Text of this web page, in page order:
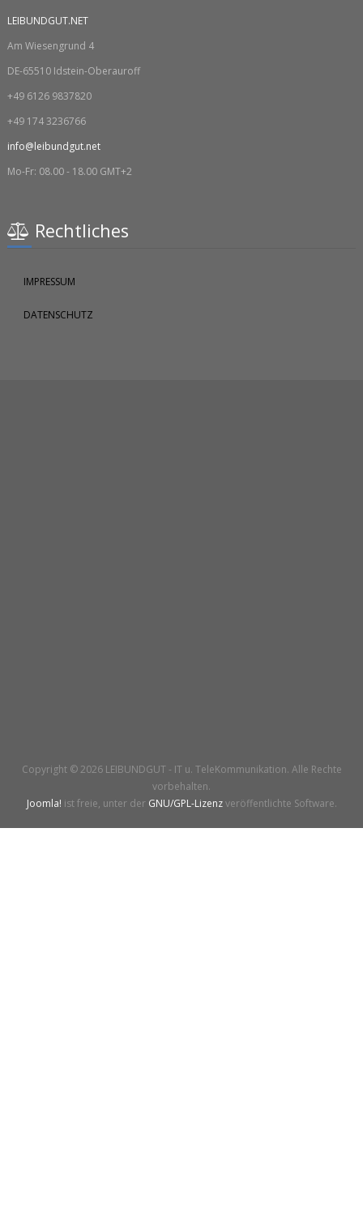
LEIBUNDGUT.NET
Am Wiesengrund 4
DE-65510 Idstein-Oberauroff
+49 6126 9837820
+49 174 3236766
info@leibundgut.net
Mo-Fr: 08.00 - 18.00 GMT+2
Rechtliches
IMPRESSUM
DATENSCHUTZ
Copyright © 2026 LEIBUNDGUT - IT u. TeleKommunikation. Alle Rechte
vorbehalten.
Joomla! ist freie, unter der GNU/GPL-Lizenzveröffentlichte Software.